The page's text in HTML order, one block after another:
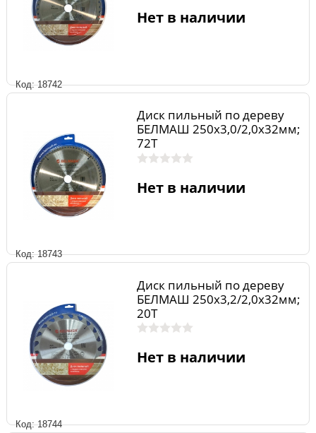
Код: 18742
Нет в наличии
Код: 18743
Диск пильный по дереву
БЕЛМАШ 250х3,0/2,0х32мм;
72Т
Нет в наличии
Код: 18744
Диск пильный по дереву
БЕЛМАШ 250х3,2/2,0х32мм;
20Т
Нет в наличии